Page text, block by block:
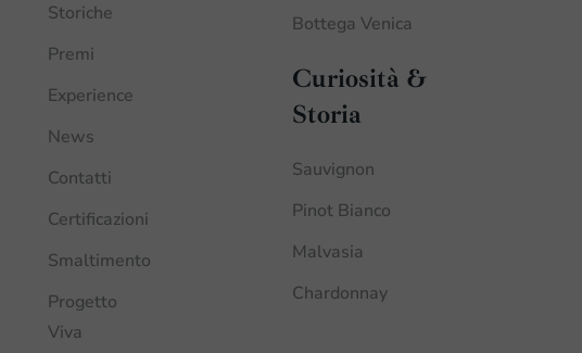
Storiche
Premi
Experience
News
Contatti
Certificazioni
Smaltimento
Progetto
Viva
Bottega Venica
Curiosità &
Storia
Sauvignon
Pinot Bianco
Malvasia
Chardonnay